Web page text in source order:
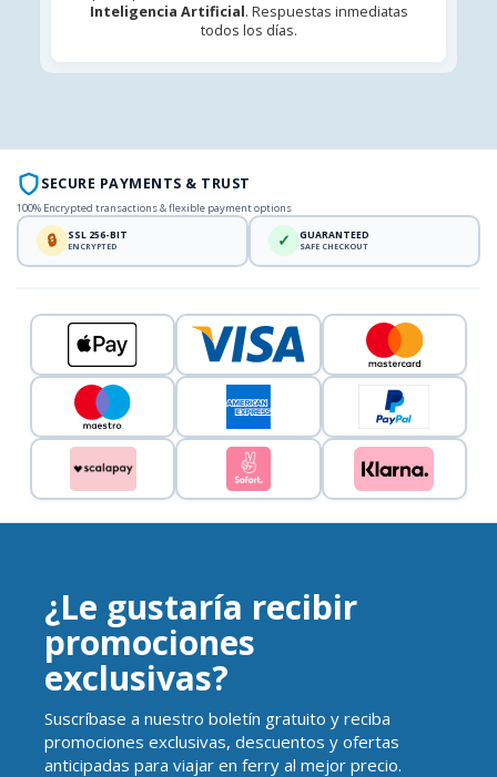
Inteligencia Artificial. Respuestas inmediatas
todos los días.
SECURE PAYMENTS & TRUST
100% Encrypted transactions & flexible payment options
🔒 SSL 256-BIT
ENCRYPTED ✓ GUARANTEED
SAFE CHECKOUT
¿Le gustaría recibir
promociones
exclusivas?
Suscríbase a nuestro boletín gratuito y reciba
promociones exclusivas, descuentos y ofertas
anticipadas para viajar en ferry al mejor precio.